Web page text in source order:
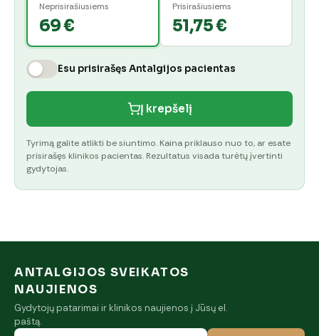
Neprisirašiusiems
69 €
Prisirašiusiems
51,75 €
Esu prisirašęs Antalgijos pacientas
Į krepšelį
Tyrimą galite atlikti be siuntimo. Kaina priklauso nuo to, ar esate
prisirašęs klinikos pacientas. Rezultatus visada turėtų įvertinti
gydytojas.
ANTALGIJOS SVEIKATOS
NAUJIENOS
Gydytojų patarimai ir klinikos naujienos į Jūsų el.
paštą.